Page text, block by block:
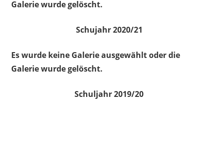
Galerie wurde gelöscht.
Schujahr 2020/21
Es wurde keine Galerie ausgewählt oder die
Galerie wurde gelöscht.
Schuljahr 2019/20